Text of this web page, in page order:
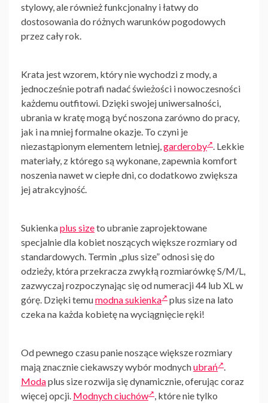
stylowy, ale również funkcjonalny i łatwy do
dostosowania do różnych warunków pogodowych
przez cały rok.
Krata jest wzorem, który nie wychodzi z mody, a
jednocześnie potrafi nadać świeżości i nowoczesności
każdemu outfitowi. Dzięki swojej uniwersalności,
ubrania w kratę mogą być noszona zarówno do pracy,
jak i na mniej formalne okazje. To czyni je
niezastąpionym elementem letniej,garderoby . Lekkie
materiały, z którego są wykonane, zapewnia komfort
noszenia nawet w ciepłe dni, co dodatkowo zwiększa
jej atrakcyjność.
Sukienkaplus sizeto ubranie zaprojektowane
specjalnie dla kobiet noszących większe rozmiary od
standardowych. Termin „plus size” odnosi się do
odzieży, która przekracza zwykłą rozmiarówkę S/M/L,
zazwyczaj rozpoczynając się od numeracji 44 lub XL w
górę. Dzięki temumodna sukienka
plus size na lato
czeka na każda kobietę na wyciągnięcie ręki!
Od pewnego czasu panie noszące większe rozmiary
mają znacznie ciekawszy wybórmodnychubrań
.
Modaplus size rozwija się dynamicznie, oferując coraz
więcej opcji. Modnych ciuchów , które nie tylko